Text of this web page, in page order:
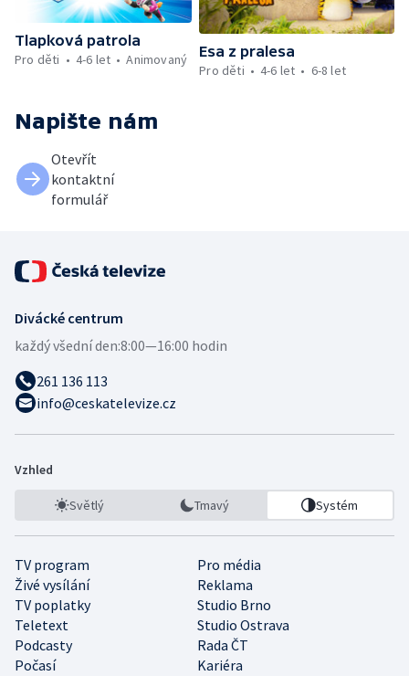
Tlapková patrola
Pro děti
4-6 let Animovaný
Esa z pralesa
Pro děti
4-6 let 6-8 let
Napište nám
Otevřít
kontaktní
formulář
Divácké centrum
každý všední den:8:00—16:00 hodin
261 136 113
info@ceskatelevize.cz
Vzhled
Světlý Tmavý Systém
TV program
Pro média
Živé vysílání
Reklama
TV poplatky
Studio Brno
Teletext
Studio Ostrava
Podcasty
Rada ČT
Počasí
Kariéra